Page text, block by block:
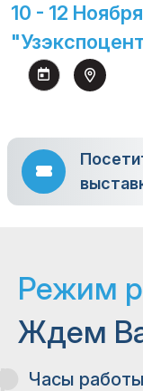
10 - 12
Режим
Ждем
Часы